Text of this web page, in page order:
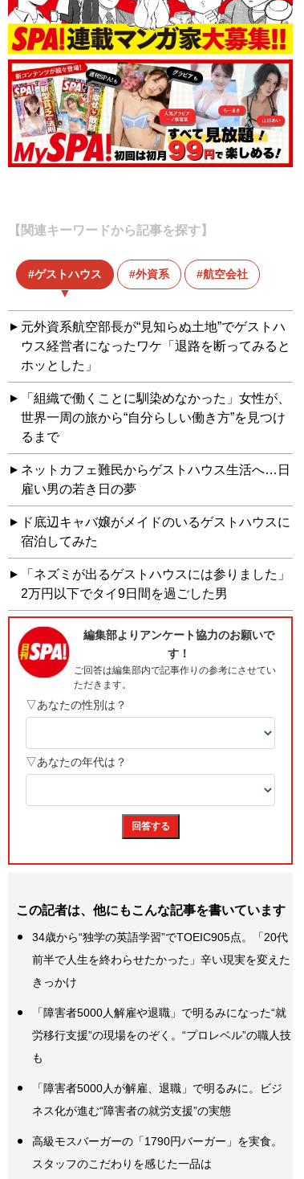
【関連キーワードから記事を探す】
ゲストハウス 外資系 航空会社
元外資系航空部長が“見知らぬ土地”でゲストハ
ウス経営者になったワケ「退路を断ってみると
ホッとした」
「組織で働くことに馴染めなかった」女性が、
世界一周の旅から“自分らしい働き方”を見つけ
るまで
ネットカフェ難民からゲストハウス生活へ…日
雇い男の若き日の夢
ド底辺キャバ嬢がメイドのいるゲストハウスに
宿泊してみた
「ネズミが出るゲストハウスには参りました」
2万円以下でタイ9日間を過ごした男
この記者は、他にもこんな記事を書いています
34歳から“独学の英語学習”でTOEIC905点。「20代
前半で人生を終わらせたかった」辛い現実を変えた
きっかけ
「障害者5000人解雇や退職」で明るみになった“就
労移行支援”の現場をのぞく。“プロレベル”の職人技
も
「障害者5000人が解雇、退職」で明るみに。ビジ
ネス化が進む“障害者の就労支援”の実態
高級モスバーガーの「1790円バーガー」を実食。
スタッフのこだわりを感じた一品は